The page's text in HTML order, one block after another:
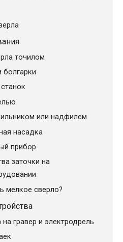
точилом
или надфилем
насадка
прибор
заточки на
мелкое сверло?
гравер и электродрель